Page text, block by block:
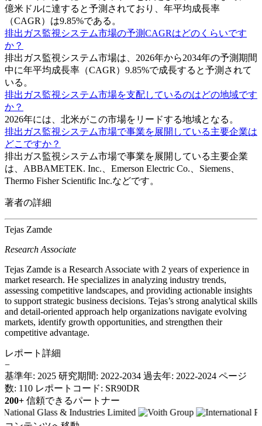
億米ドルに達すると予測されており、年平均成長率
（CAGR）は9.85%である。
排出ガス監視システム市場の予測CAGRはどのくらいです
か？
排出ガス監視システム市場は、2026年から2034年の予測期間
中に年平均成長率（CAGR）9.85%で成長すると予測されて
いる。
排出ガス監視システム市場を支配しているのはどの地域です
か？
2026年には、北米がこの市場をリードする地域となる。
排出ガス監視システム市場で事業を展開している主要企業は
どこですか？
排出ガス監視システム市場で事業を展開している主要企業
は、ABBAMETEK. Inc.、Emerson Electric Co.、Siemens、
Thermo Fisher Scientific Inc.などです。
著者の詳細
Tejas Zamde
Research Associate
Tejas Zamde is a Research Associate with 2 years of experience in
market research. He specializes in analyzing industry trends,
assessing competitive landscapes, and providing actionable insights
to support strategic business decisions. Tejas’s strong analytical skills
and detail-oriented approach help organizations navigate evolving
markets, identify growth opportunities, and strengthen their
competitive advantage.
レポート詳細
−
基準年: 2025 研究期間: 2022-2034 過去年: 2022-2024 ページ
数: 110 レポートコード: SR90DR
200+ 信頼できるパートナー